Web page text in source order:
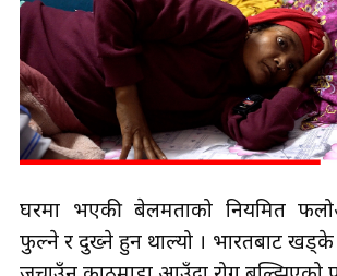
घरमा भएकी बेलमताको नियमित
फुल्ने र दुख्ने हुन थाल्यो । भारतबाट खड्के